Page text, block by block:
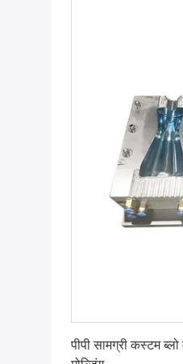
पीपी सामग्री कस्टम